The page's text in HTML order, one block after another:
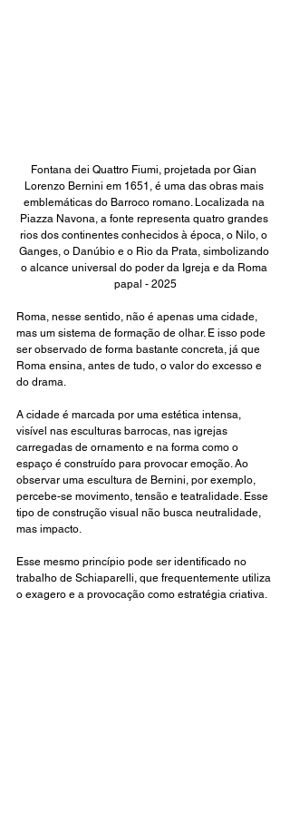
Fontana dei Quattro Fiumi, projetada por Gian
Lorenzo Bernini em 1651, é uma das obras mais
emblemáticas do Barroco romano. Localizada na
Piazza Navona, a fonte representa quatro grandes
rios dos continentes conhecidos à época, o Nilo, o
Ganges, o Danúbio e o Rio da Prata, simbolizando
o alcance universal do poder da Igreja e da Roma
papal - 2025
Roma, nesse sentido, não é apenas uma cidade,
mas um sistema de formação de olhar. E isso pode
ser observado de forma bastante concreta, já que
Roma ensina, antes de tudo, o valor do excesso e
do drama.
A cidade é marcada por uma estética intensa,
visível nas esculturas barrocas, nas igrejas
carregadas de ornamento e na forma como o
espaço é construído para provocar emoção. Ao
observar uma escultura de Bernini, por exemplo,
percebe-se movimento, tensão e teatralidade. Esse
tipo de construção visual não busca neutralidade,
mas impacto.
Esse mesmo princípio pode ser identificado no
trabalho de Schiaparelli, que frequentemente utiliza
o exagero e a provocação como estratégia criativa.